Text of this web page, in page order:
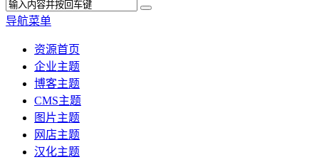
导航菜单
资源首页
企业主题
博客主题
CMS主题
图片主题
网店主题
汉化主题